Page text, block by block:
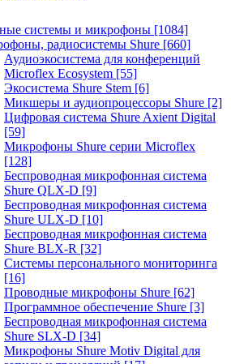
системы и микрофоны [1084]
радиосистемы Shure [660]
Аудиоэкосистема для конференций
Microflex Ecosystem [55]
Экосистема Shure Stem [6]
Микшеры и аудиопроцессоры Shure [2]
Цифровая система Shure Axient Digital
[59]
Микрофоны Shure серии Microflex
[128]
Беспроводная микрофонная система
Shure QLX-D [9]
Беспроводная микрофонная система
Shure ULX-D [10]
Беспроводная микрофонная система
Shure BLX-R [32]
Системы персонального мониторинга
[16]
Проводные микрофоны Shure [62]
Программное обеспечение Shure [3]
Беспроводная микрофонная система
Shure SLX-D [34]
Микрофоны Shure Motiv Digital для